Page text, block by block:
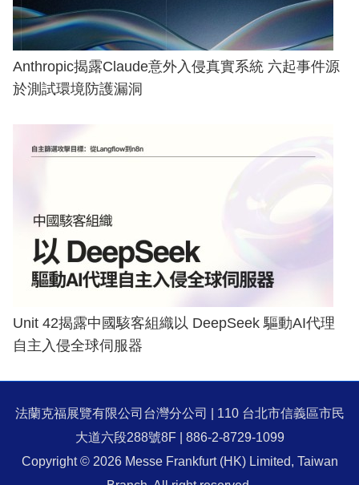
Anthropic揭露Claude意外入侵真實系統 六起事件源
於測試環境防護漏洞
Unit 42揭露中國駭客組織以 DeepSeek 驅動AI代理
自主入侵全球伺服器
法蘭克福展覽有限公司台灣分公司 | 110 台北市信義區市民
大道六段288號8F | 886-2-8729-1099
Copyright © 2026 Messe Frankfurt (HK) Limited, Taiwan